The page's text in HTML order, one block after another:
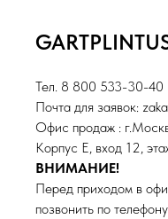
Тел. 8 800 533-30-40
Почта для заявок:
Офис продаж :
Корпус Е, вход 12,
ВНИМАНИЕ!
Перед приходом в
позвонить по телефону